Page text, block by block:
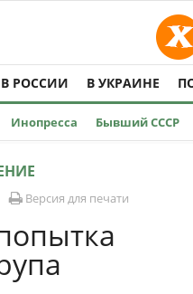
В РОССИИ В УКРАИНЕ
Инопресса Бывший СССР
Версия для печати